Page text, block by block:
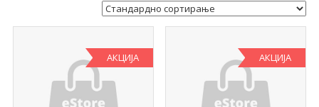
АКЦИЈА АКЦИЈА